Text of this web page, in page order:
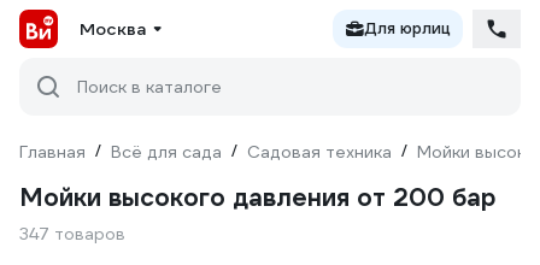
Москва Для юрлиц
Поиск в каталоге
Главная / Всё для сада / Садовая техника / Мойки
Мойки высокого давления от 200 бар
347 товаров